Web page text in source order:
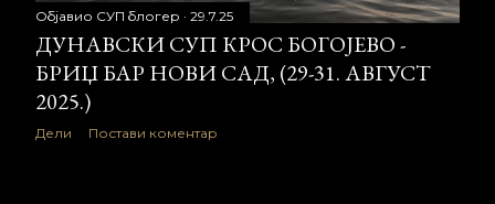
Објавио СУП блогер 29.7.25
ДУНАВСКИ СУП КРОС БОГОЈЕВО -
БРИЏ БАР НОВИ САД, (29-31. АВГУСТ
2025.)
Дели Постави коментар